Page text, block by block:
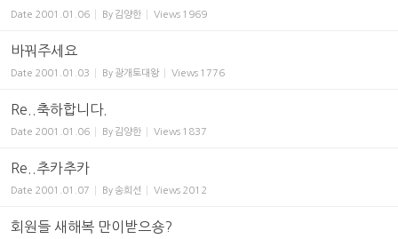
Date 2001.01.06 By 김양한 Views 1969
바꿔주세요
Date 2001.01.03 By 광개토대왕 Views 1776
Re..축하합니다.
Date 2001.01.06 By 김양한 Views 1837
Re..추카추카
Date 2001.01.07 By송희선 Views 2012
회원들 새해복 만이받으숑?